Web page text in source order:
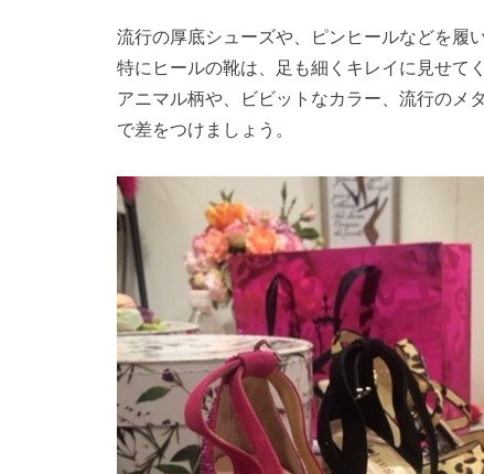
流行の厚底シューズや、ピンヒールなどを履
特にヒールの靴は、足も細くキレイに見せて
アニマル柄や、ビビットなカラー、流行のメ
で差をつけましょう。